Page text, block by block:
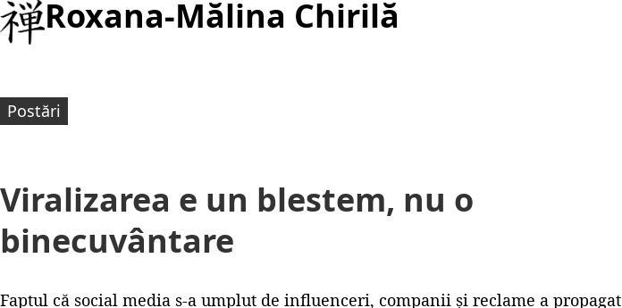
Roxana-Mălina Chirilă
Postări
Viralizarea e un blestem, nu o
binecuvântare
Faptul că social media s-a umplut de influenceri, companii și reclame a propagat